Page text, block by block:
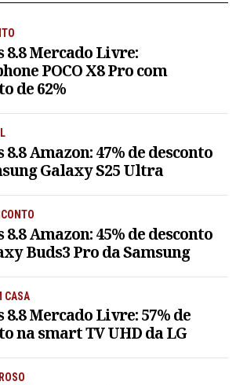
8.8 Mercado Livre:
POCO X8 Pro com
de 62%
Amazon: 47% de desconto
Galaxy S25 Ultra
Amazon: 45% de desconto
Buds3 Pro da Samsung
CASA
8.8 Mercado Livre: 57% de
na smart TV UHD da LG